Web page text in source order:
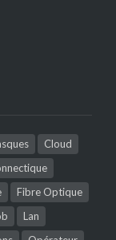
Cloud
Fibre Optique
Lan